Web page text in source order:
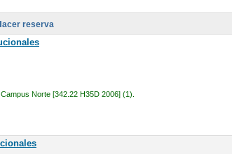
Norte [342.22 H35D 2006] (1).